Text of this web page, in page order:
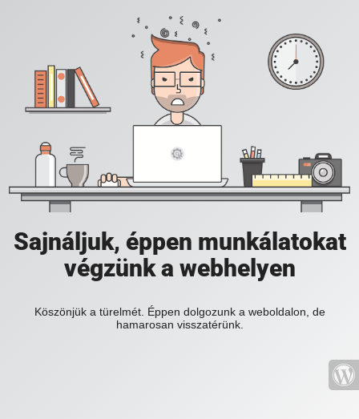
Sajnáljuk, éppen munkálatokat
végzünk a webhelyen
Köszönjük a türelmét. Éppen dolgozunk a weboldalon, de
hamarosan visszatérünk.